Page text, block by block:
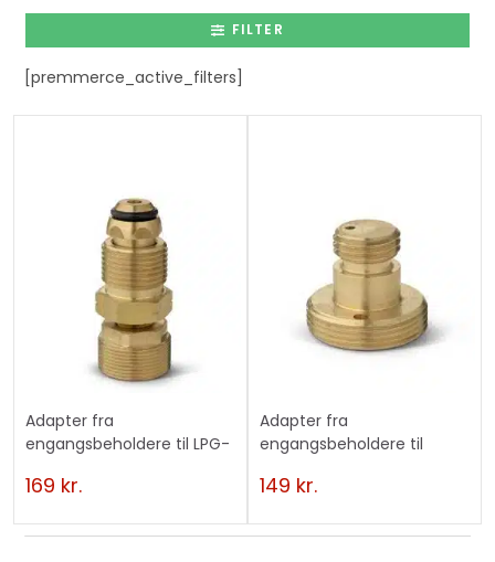
FILTER
[premmerce_active_filters]
Adapter fra
engangsbeholdere til LPG-
169 kr.
Adapter fra
engangsbeholdere til
149 kr.